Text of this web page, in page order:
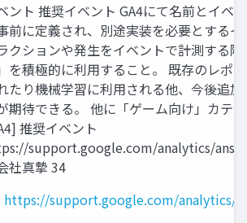
ント 推奨イベント GA4にて名前とイベ
前に定義され、別途実装を必要とする
クションや発生をイベントで計測する
を積極的に利用すること。 既存のレポ
たり機械学習に利用される他、今後追
期待できる。 他に「ゲーム向け」カテ
推奨イベント
support.google.com/analytics/
社真摯 34
https://support.google.com/analytics/